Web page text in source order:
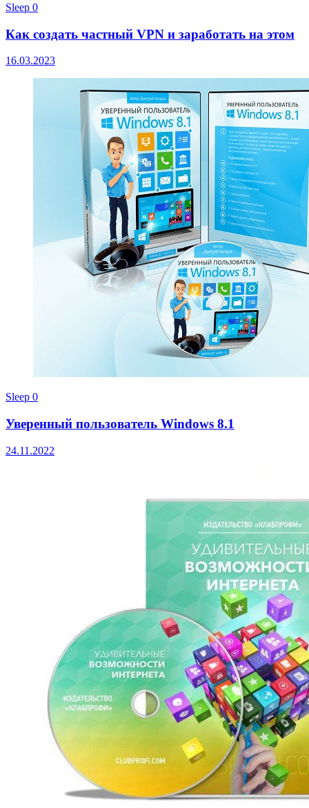
Sleep 0
Как создать частный VPN и заработать на этом
16.03.2023
Sleep 0
Уверенный пользователь Windows 8.1
24.11.2022